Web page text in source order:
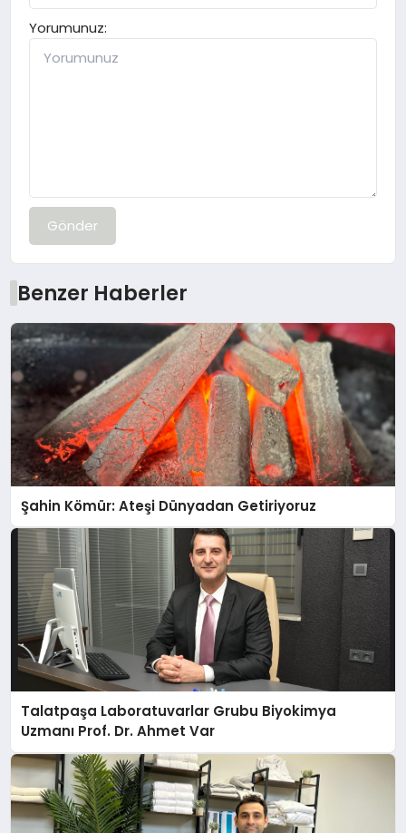
Yorumunuz:
Gönder
Benzer Haberler
Şahin Kömür: Ateşi Dünyadan Getiriyoruz
Talatpaşa Laboratuvarlar Grubu Biyokimya
Uzmanı Prof. Dr. Ahmet Var